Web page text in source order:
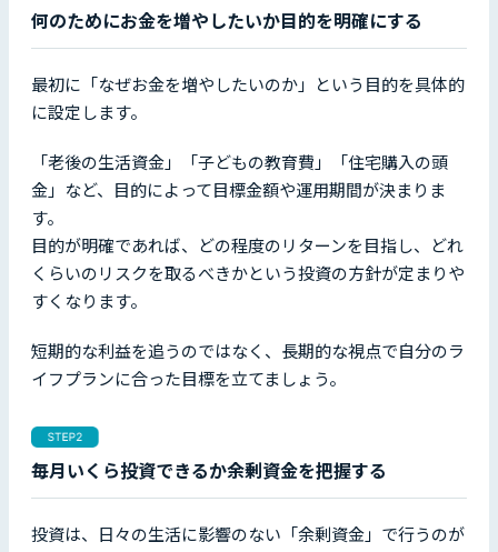
何のためにお金を増やしたいか目的を明確にする
最初に「なぜお金を増やしたいのか」という目的を具体的
に設定します。
「老後の生活資金」「子どもの教育費」「住宅購入の頭
金」など、目的によって目標金額や運用期間が決まりま
す。
目的が明確であれば、どの程度のリターンを目指し、どれ
くらいのリスクを取るべきかという投資の方針が定まりや
すくなります。
短期的な利益を追うのではなく、長期的な視点で自分のラ
イフプランに合った目標を立てましょう。
毎月いくら投資できるか余剰資金を把握する
投資は、日々の生活に影響のない「余剰資金」で行うのが